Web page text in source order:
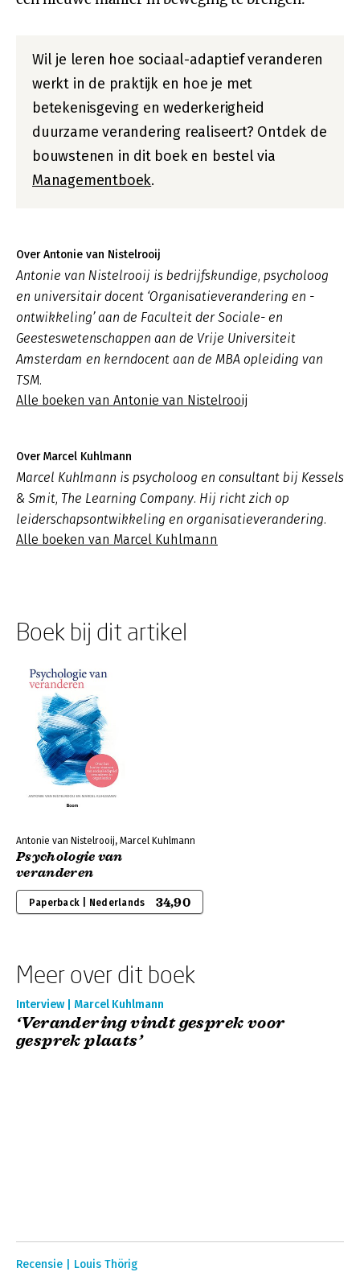
Wil je leren hoe sociaal-adaptief veranderen
werkt in de praktijk en hoe je met
betekenisgeving en wederkerigheid
duurzame verandering realiseert? Ontdek de
bouwstenen in dit boek en bestel via
Managementboek.
Over Antonie van Nistelrooij
Antonie van Nistelrooij is bedrijfskundige, psycholoog
en universitair docent ‘Organisatieverandering en -
ontwikkeling’ aan de Faculteit der Sociale- en
Geesteswetenschappen aan de Vrije Universiteit
Amsterdam en kerndocent aan de MBA opleiding van
TSM.
Alle boeken van Antonie van Nistelrooij
Over Marcel Kuhlmann
Marcel Kuhlmann is psycholoog en consultant bij Kessels
& Smit, The Learning Company. Hij richt zich op
leiderschapsontwikkeling en organisatieverandering.
Alle boeken van Marcel Kuhlmann
Boek bij dit artikel
Antonie van Nistelrooij, Marcel Kuhlmann
Psychologie van
veranderen
Paperback | Nederlands 34,90
Meer over dit boek
Interview | Marcel Kuhlmann
‘Verandering vindt gesprek voor
gesprek plaats’
Recensie | Louis Thörig